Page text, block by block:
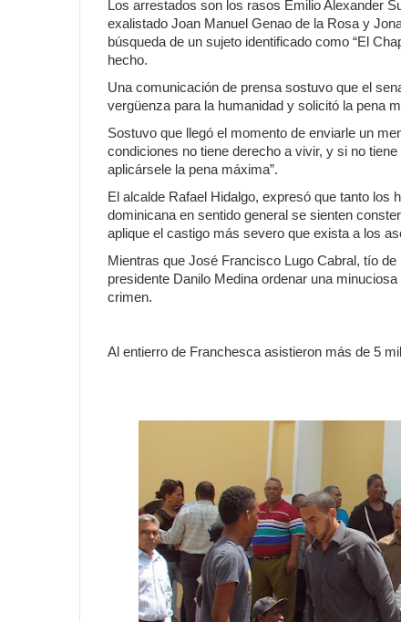
Los arrestados son los rasos Emilio Alexander
exalistado Joan Manuel Genao de la Rosa y
búsqueda de un sujeto identificado como “El
hecho.
Una comunicación de prensa sostuvo que el
vergüenza para la humanidad y solicitó la pena
Sostuvo que llegó el momento de enviarle un
condiciones no tiene derecho a vivir, y si no
aplicársele la pena máxima”.
El alcalde Rafael Hidalgo, expresó que tanto los
dominicana en sentido general se sienten
aplique el castigo más severo que exista a los
Mientras que José Francisco Lugo Cabral, tío
presidente Danilo Medina ordenar una
crimen.
Al entierro de Franchesca asistieron más de 5